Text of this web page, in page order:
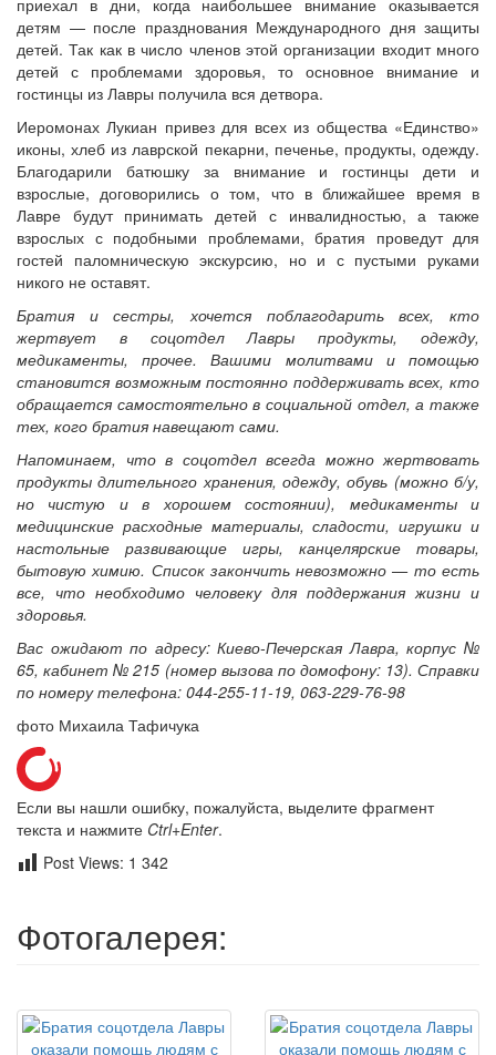
приехал в дни, когда наибольшее внимание оказывается
детям — после празднования Международного дня защиты
детей. Так как в число членов этой организации входит много
детей с проблемами здоровья, то основное внимание и
гостинцы из Лавры получила вся детвора.
Иеромонах Лукиан привез для всех из общества «Единство»
иконы, хлеб из лаврской пекарни, печенье, продукты, одежду.
Благодарили батюшку за внимание и гостинцы дети и
взрослые, договорились о том, что в ближайшее время в
Лавре будут принимать детей с инвалидностью, а также
взрослых с подобными проблемами, братия проведут для
гостей паломническую экскурсию, но и с пустыми руками
никого не оставят.
Братия и сестры, хочется поблагодарить всех, кто
жертвует в соцотдел Лавры продукты, одежду,
медикаменты, прочее. Вашими молитвами и помощью
становится возможным постоянно поддерживать всех, кто
обращается самостоятельно в социальной отдел, а также
тех, кого братия навещают сами.
Напоминаем, что в соцотдел всегда можно жертвовать
продукты длительного хранения, одежду, обувь (можно б/у,
но чистую и в хорошем состоянии), медикаменты и
медицинские расходные материалы, сладости, игрушки и
настольные развивающие игры, канцелярские товары,
бытовую химию. Список закончить невозможно — то есть
все, что необходимо человеку для поддержания жизни и
здоровья.
Вас ожидают по адресу: Киево-Печерская Лавра, корпус №
65, кабинет № 215 (номер вызова по домофону: 13). Справки
по номеру телефона: 044-255-11-19, 063-229-76-98
фото Михаила Тафичука
Если вы нашли ошибку, пожалуйста, выделите фрагмент
текста и нажмите Ctrl+Enter.
Post Views: 1 342
Фотогалерея: